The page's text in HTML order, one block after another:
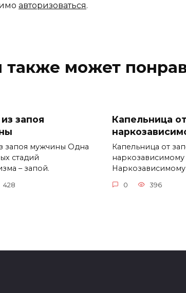
авторизоваться.
также может
запоя
запоя мужчины Одна
стадий
– запой.
428
Капельница
Капельница от
наркозависимому
Наркозависимому
0 396